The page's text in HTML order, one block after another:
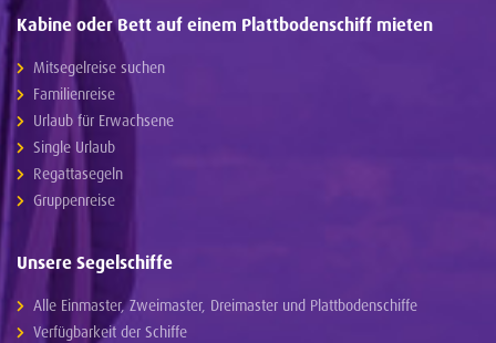
Kabine oder Bett auf einem Plattbodenschiff mieten
Mitsegelreise suchen
Familienreise
Urlaub für Erwachsene
Single Urlaub
Regattasegeln
Gruppenreise
Unsere Segelschiffe
Alle Einmaster, Zweimaster, Dreimaster und Plattbodenschiffe
Verfügbarkeit der Schiffe